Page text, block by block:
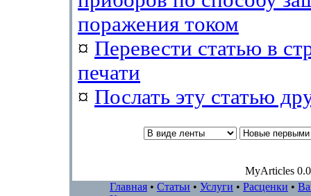
поражения током
¤ Перевести статью в
печати
¤ Послать эту cтатью
MyArticles
Главная • Статьи • Услуги • Расценки •